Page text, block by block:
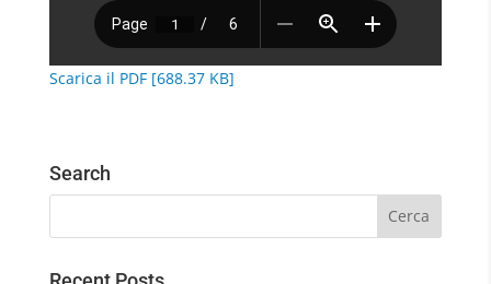
Scarica il PDF [688.37 KB]
Search